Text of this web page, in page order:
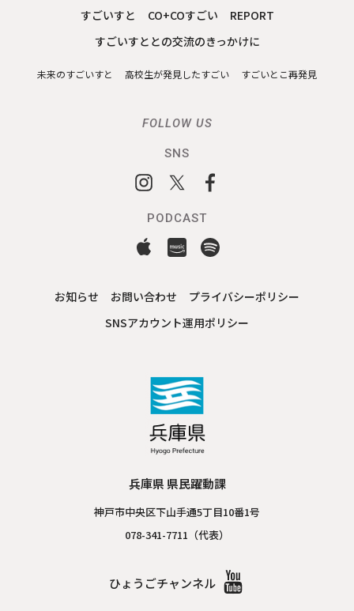
すごいすと CO+COすごい
REPORT
すごいすととの交流のきっかけに
未来のすごいすと 高校生が発見したすごい すごいとこ再発見
FOLLOW US
SNS
PODCAST
お知らせ お問い合わせ
プライバシーポリシー
SNSアカウント運用ポリシー
兵庫県 県民躍動課
神戸市中央区下山手通5丁目10番1号
078-341-7711（代表）
ひょうごチャンネル